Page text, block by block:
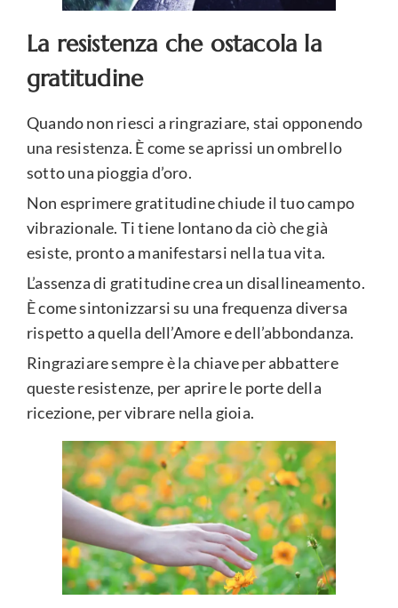
La resistenza che ostacola la
gratitudine
Quando non riesci a ringraziare, stai opponendo
una resistenza. È come se aprissi un ombrello
sotto una pioggia d’oro.
Non esprimere gratitudine chiude il tuo campo
vibrazionale. Ti tiene lontano da ciò che già
esiste, pronto a manifestarsi nella tua vita.
L’assenza di gratitudine crea un disallineamento.
È come sintonizzarsi su una frequenza diversa
rispetto a quella dell’Amore e dell’abbondanza.
Ringraziare sempre è la chiave per abbattere
queste resistenze, per aprire le porte della
ricezione, per vibrare nella gioia.